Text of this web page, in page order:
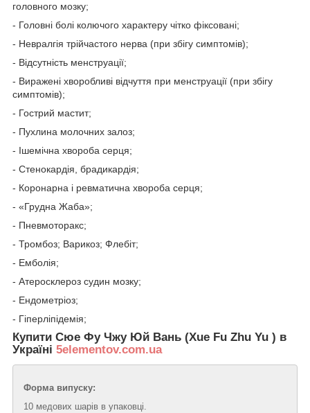
головного мозку;
- Головні болі колючого характеру чітко фіксовані;
- Невралгія трійчастого нерва (при збігу симптомів);
- Відсутність менструації;
- Виражені хворобливі відчуття при менструації (при збігу
симптомів);
- Гострий мастит;
- Пухлина молочних залоз;
- Ішемічна хвороба серця;
- Стенокардія, брадикардія;
- Коронарна і ревматична хвороба серця;
- «Грудна Жаба»;
- Пневмоторакс;
- Тромбоз; Варикоз; Флебіт;
- Емболія;
- Атеросклероз судин мозку;
- Ендометріоз;
- Гіперліпідемія;
Купити Сюе Фу Чжу Юй Вань (Xue Fu Zhu Yu ) в
Україні 5elementov.com.ua
Форма випуску:
10 медових шарів в упаковці.